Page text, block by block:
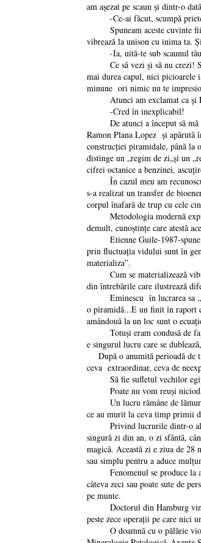
am așezat pe scaun și dintr-o
-Ce-ai făcut, scumpă
Spuneam aceste cuvinte fiind
vibrează la unison cu inima ta.
-Ia, uită-te sub scaunul tău
Ce să vezi și să nu crezi! Sub
mai durea capul, nici picioarele
minune ori nimic nu te
Atunci am exclamat ca și
-Cred în inexplicabil!
De atunci a început să mă
Ramon Plana Lopez și apărută
construcției piramidale, până la
distinge un „regim de zi„și un
cifrei octanice a benzinei,
În cazul meu am recunoscut
s-a realizat un transfer de
corpul înafară de trup cu cele
Metodologia modernă
demult, cunoștințe care atestă
Etienne Guile-1987-spune
prin fluctuația vidului sunt în
materializa”.
Cum se materializează
din întrebările care ilustrează
Eminescu în lucrarea sa
o piramidă...E un finit în raport
amândouă la un loc sunt o
Totuși eram condusă de
e singurul lucru care se
După o anumită perioadă de
ceva extraordinar, ceva de
Să fie sufletul vechilor
Poate nu vom reuși
Un lucru rămâne de lămurit;
ce au murit la ceva timp primii
Privind lucrurile dintr-o altă
singură zi din an, o zi sfântă,
magică. Această zi e ziua de
sau simplu pentru a aduce
Fenomenul se produce la
câteva zeci sau poate sute de
pe munte.
Doctorul din Hamburg vine în
peste zece operații pe care nici
O doamnă cu o pălărie violet